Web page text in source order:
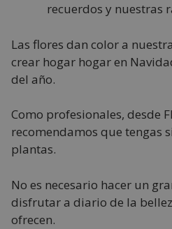
recuerdos y nuestras
Las flores dan color a
crear hogar hogar en
del año.
Como profesionales, desde
recomendamos que tengas
plantas.
No es necesario hacer un
disfrutar a diario de la
ofrecen.